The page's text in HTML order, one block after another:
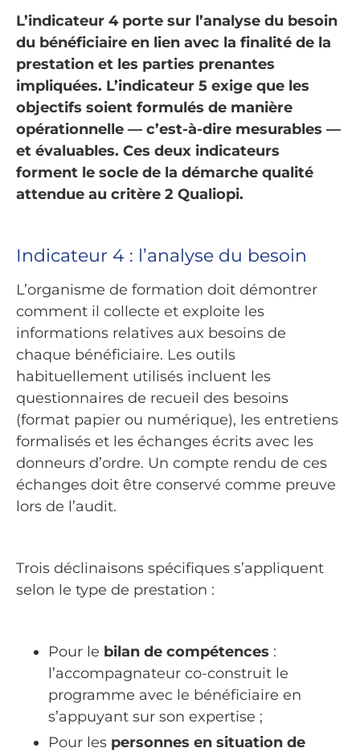
L’indicateur 4 porte sur l’analyse du besoin
du bénéficiaire en lien avec la finalité de la
prestation et les parties prenantes
impliquées. L’indicateur 5 exige que les
objectifs soient formulés de manière
opérationnelle — c’est-à-dire mesurables —
et évaluables. Ces deux indicateurs
forment le socle de la démarche qualité
attendue au critère 2 Qualiopi.
Indicateur 4 : l’analyse du besoin
L’organisme de formation doit démontrer
comment il collecte et exploite les
informations relatives aux besoins de
chaque bénéficiaire. Les outils
habituellement utilisés incluent les
questionnaires de recueil des besoins
(format papier ou numérique), les entretiens
formalisés et les échanges écrits avec les
donneurs d’ordre. Un compte rendu de ces
échanges doit être conservé comme preuve
lors de l’audit.
Trois déclinaisons spécifiques s’appliquent
selon le type de prestation :
Pour le bilan de compétences :
l’accompagnateur co-construit le
programme avec le bénéficiaire en
s’appuyant sur son expertise ;
Pour les personnes en situation de